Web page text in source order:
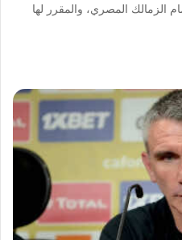
الزمالك المصري، والمقرر لها